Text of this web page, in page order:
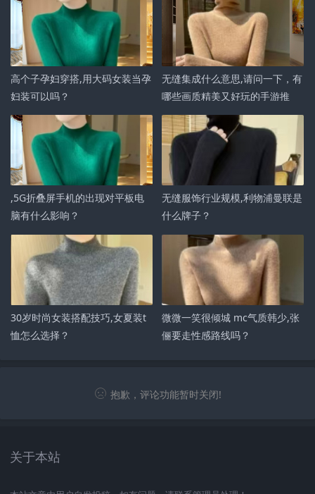
高个子孕妇穿搭,用大码女装当孕
妇装可以吗？
无缝集成什么意思,请问一下，有
哪些画质精美又好玩的手游推
荐？
,5G折叠屏手机的出现对平板电
脑有什么影响？
无缝服饰行业规模,利物浦曼联是
什么牌子？
30岁时尚女装搭配技巧,女夏装t
恤怎么选择？
微微一笑很倾城 mc气质韩少,张
俪要走性感路线吗？
抱歉，评论功能暂时关闭!
关于本站